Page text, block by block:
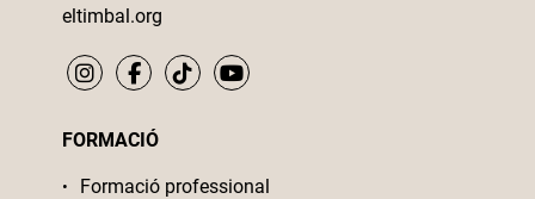
eltimbal.org
FORMACIÓ
Formació professional